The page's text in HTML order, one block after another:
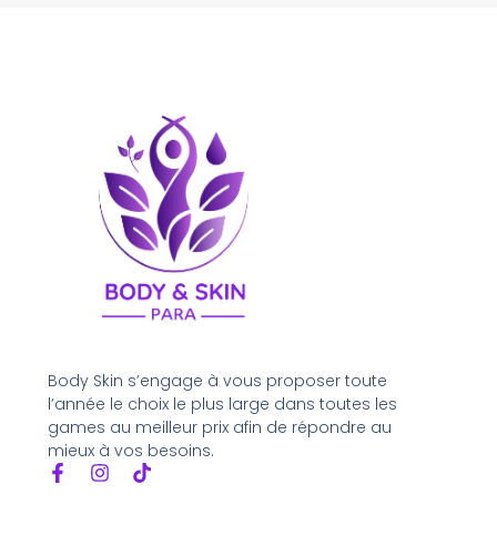
Body Skin s’engage à vous proposer toute
l’année le choix le plus large dans toutes les
games au meilleur prix afin de répondre au
mieux à vos besoins.